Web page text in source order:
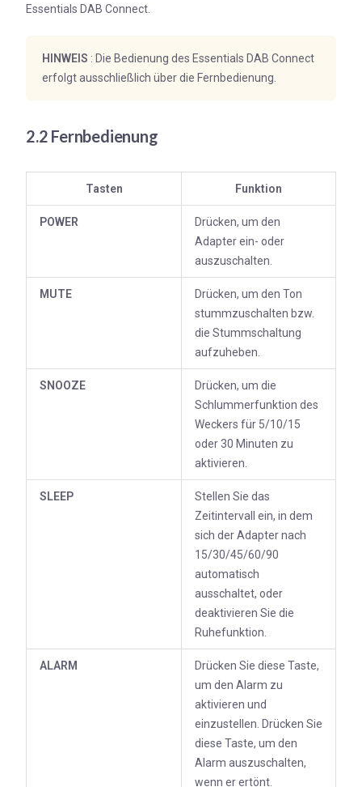
Essentials DAB Connect.
HINWEIS : Die Bedienung des Essentials DAB Connect
erfolgt ausschließlich über die Fernbedienung.
2.2 Fernbedienung
Tasten Funktion
POWER
Drücken, um den
Adapter ein- oder
auszuschalten.
MUTE
Drücken, um den Ton
stummzuschalten bzw.
die Stummschaltung
aufzuheben.
SNOOZE
Drücken, um die
Schlummerfunktion des
Weckers für 5/10/15
oder 30 Minuten zu
aktivieren.
SLEEP
Stellen Sie das
Zeitintervall ein, in dem
sich der Adapter nach
15/30/45/60/90
automatisch
ausschaltet, oder
deaktivieren Sie die
Ruhefunktion.
ALARM
Drücken Sie diese Taste,
um den Alarm zu
aktivieren und
einzustellen. Drücken Sie
diese Taste, um den
Alarm auszuschalten,
wenn er ertönt.